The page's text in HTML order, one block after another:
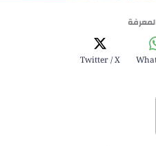
Twitter / X